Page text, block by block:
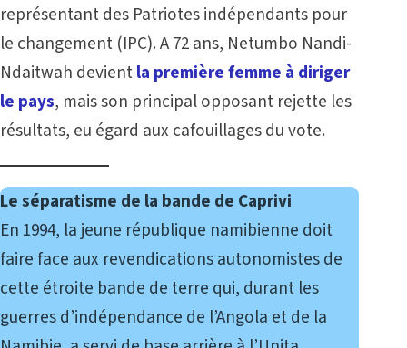
représentant des Patriotes indépendants pour
le changement (IPC). A 72 ans, Netumbo Nandi-
Ndaitwah devientla première femme à diriger
le pays, mais son principal opposant rejette les
résultats, eu égard aux cafouillages du vote.
Le séparatisme de la bande de Caprivi
En 1994, la jeune république namibienne doit
faire face aux revendications autonomistes de
cette étroite bande de terre qui, durant les
guerres d’indépendance de l’Angola et de la